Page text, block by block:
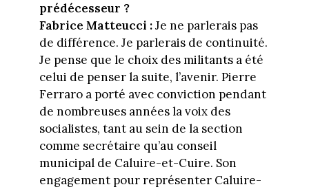
prédécesseur ?
Fabrice Matteucci :Je ne parlerais pas
de différence. Je parlerais de continuité.
Je pense que le choix des militants a été
celui de penser la suite, l’avenir. Pierre
Ferraro a porté avec conviction pendant
de nombreuses années la voix des
socialistes, tant au sein de la section
comme secrétaire qu’au conseil
municipal de Caluire-et-Cuire. Son
engagement pour représenter Caluire-